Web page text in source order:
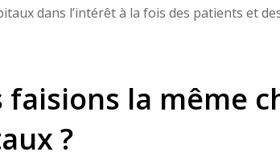
dans l’intérêt à la fois des patients et
faisions la même
?